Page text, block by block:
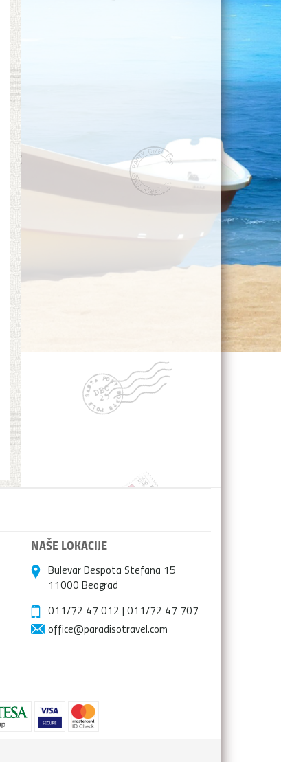
NAŠE LOKACIJE
Bulevar Despota Stefana 15
11000 Beograd
011/72 47 012 | 011/72 47 707
office@paradisotravel.com